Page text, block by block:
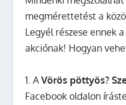
megmérettetést a
Legyél részese ennek
akciónak! Hogyan
1. AVörös pöttyös?
Facebook oldalon